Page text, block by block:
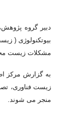
بیوتکنولوژی (
مشکلات زیست
به گزارش مرکز
زیست فناوری،
منجر می شوند.